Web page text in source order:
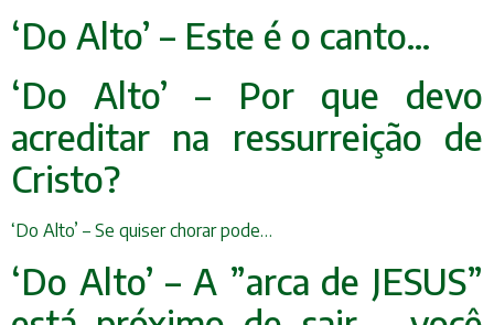
‘Do Alto’ – Este é o canto…
‘Do Alto’ – Por que devo
acreditar na ressurreição de
Cristo?
‘Do Alto’ – Se quiser chorar pode…
‘Do Alto’ – A ”arca de JESUS”